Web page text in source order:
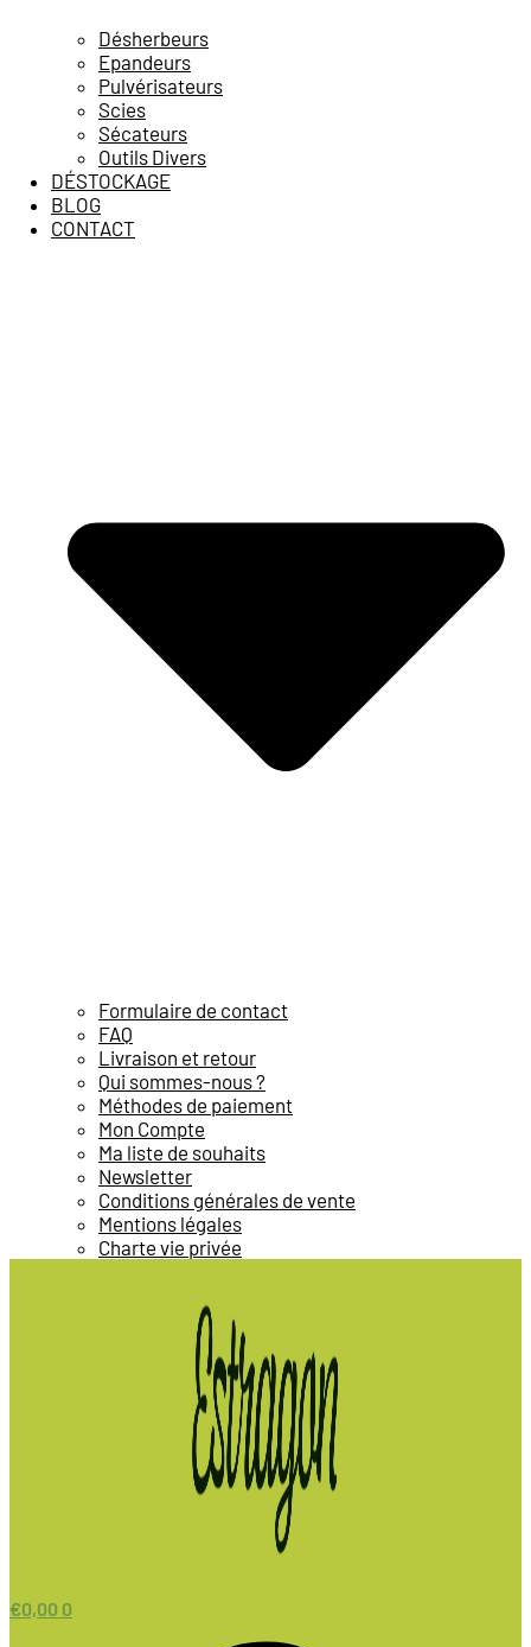
Désherbeurs
Epandeurs
Pulvérisateurs
Scies
Sécateurs
Outils Divers
DÉSTOCKAGE
BLOG
CONTACT
Formulaire de contact
FAQ
Livraison et retour
Qui sommes-nous ?
Méthodes de paiement
Mon Compte
Ma liste de souhaits
Newsletter
Conditions générales de vente
Mentions légales
Charte vie privée
€0,00 0